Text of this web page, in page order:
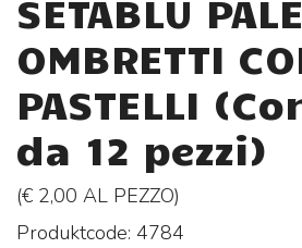
SETABLU
OMBRETTI
PASTELLI
da 12 pezzi)
(€ 2,00 AL PEZZO)
Produktcode:4784